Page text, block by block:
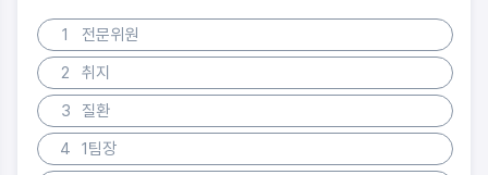
1
전문위원
2
취지
3
질환
4
1팀장